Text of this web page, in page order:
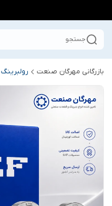
جستجو
بازرگانی مهرگان صنعت رولبرینگ